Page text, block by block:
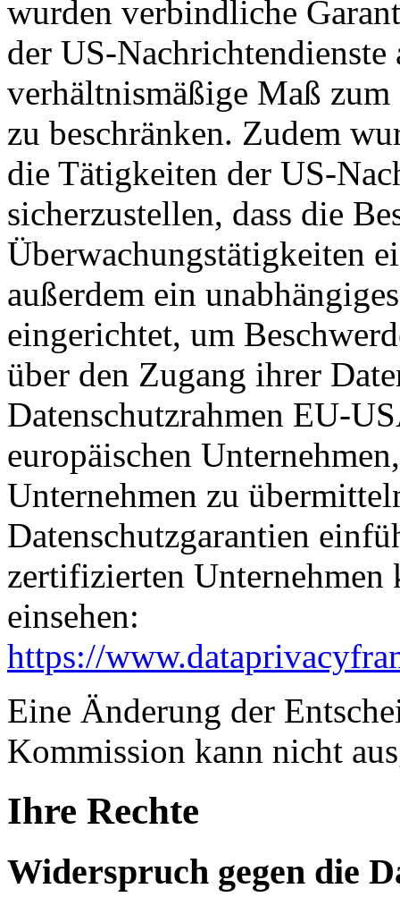
wurden verbindliche
der US-
verhältnismäßige Maß
zu beschränken. Zudem
die Tätigkeiten der US-
sicherzustellen, dass die
Überwachungstätigkeiten
außerdem ein
eingerichtet, um
über den Zugang ihrer
Datenschutzrahmen EU-
europäischen
Unternehmen zu
Datenschutzgarantien
zertifizierten
einsehen:
https://
Eine Änderung der
Kommission kann nicht
Ihre Rechte
Widerspruch gegen die